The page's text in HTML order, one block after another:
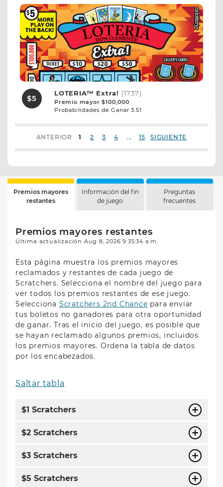
$5
LOTERIA™ Extra! (1737)
Premio mayor $100,000
Probabilidades de Ganar 3.51
ANTERIOR 1 2 3 4 ... 15 SIGUIENTE
Premios mayores
restantes
Información del fin
de juego
Preguntas
frecuentes
Premios mayores restantes
Última actualización Aug 8, 2026 9:35:34 a.m.
Esta página muestra los premios mayores
reclamados y restantes de cada juego de
Scratchers. Selecciona el nombre del juego para
ver todos los premios restantes de ese juego.
Selecciona Scratchers 2nd Chance para enviar
tus boletos no ganadores para otra oportunidad
de ganar. Tras el inicio del juego, es posible que
se hayan reclamado algunos premios, incluidos
los premios mayores. Ordena la tabla de datos
por los encabezados.
Saltar tabla
$1 Scratchers
$2 Scratchers
$3 Scratchers
$5 Scratchers